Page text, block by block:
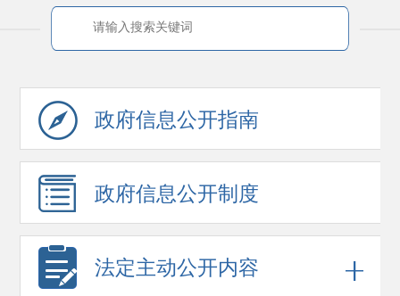
政府信息公开指南
政府信息公开制度
法定主动公开内容